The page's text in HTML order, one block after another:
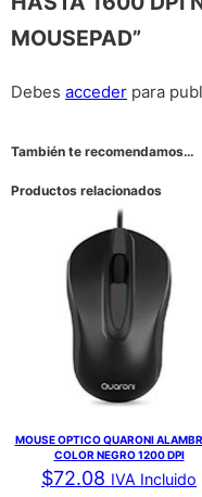
MOUSEPAD”
Debes acceder para
También te recomendamos…
Productos relacionados
MOUSE OPTICO QUARONI
COLOR NEGRO 1200 DPI
$72.08 IVA Incluido